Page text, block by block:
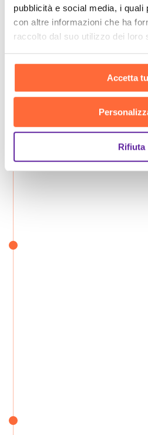
pubblicità e social media, i quali
con altre informazioni che ha
raccolto dal suo utilizzo dei loro
Accetta
Rifiuta